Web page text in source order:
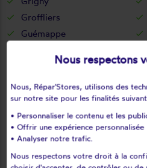
Groffliers
Guémappe
Habarcq
Haisnes
Hallines
Hamblain-les-prés
Hames-boucres
Haplincourt
Nous respectons
Nous, Répar'Stores, utilisons des
sur notre site pour les finalités
• Personnaliser le contenu et les
• Offrir une expérience personnalisée
• Analyser notre trafic.
Nous respectons votre droit à la